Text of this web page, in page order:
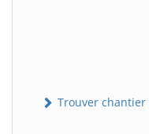
Trouver chantier